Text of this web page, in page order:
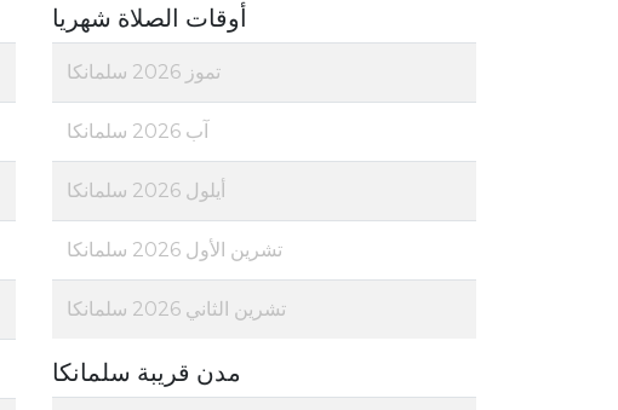
أوقات الصلاة شهريا
تموز 2026 سلمانكا
آب 2026 سلمانكا
أيلول 2026 سلمانكا
تشرين الأول 2026 سلمانكا
تشرين الثاني 2026 سلمانكا
مدن قريبة سلمانكا